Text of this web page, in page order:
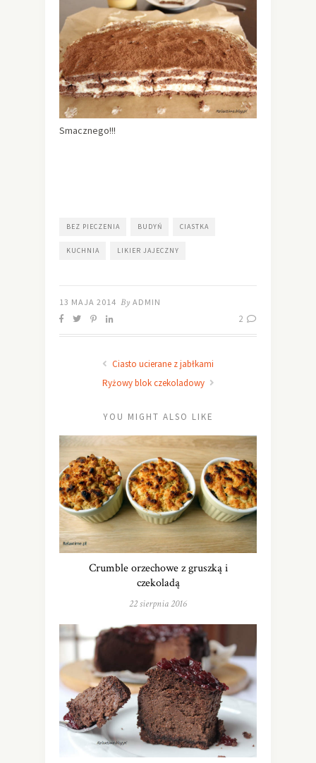
Smacznego!!!
BEZ PIECZENIA BUDYŃ CIASTKA
KUCHNIA LIKIER JAJECZNY
13 MAJA 2014 By ADMIN
2
Ciasto ucierane z jabłkami
Ryżowy blok czekoladowy
YOU MIGHT ALSO LIKE
Crumble orzechowe z gruszką i
czekoladą
22 sierpnia 2016